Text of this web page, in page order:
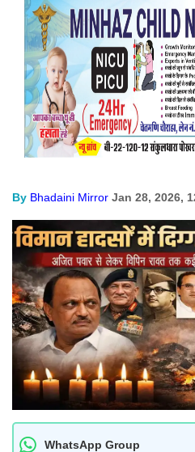
By Bhadaini Mirror Jan 28, 2026,
WhatsApp Group